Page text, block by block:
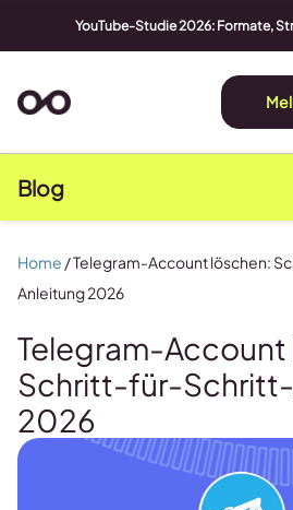
YouTube-Studie 2026: Formate,
Blog
Telegram-Account
Schritt-für-
2026
Home /Telegram-Account löschen:
Anleitung 2026